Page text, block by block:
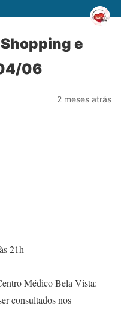
e
06
2 meses atrás
21h
Médico Bela Vista:
consultados nos